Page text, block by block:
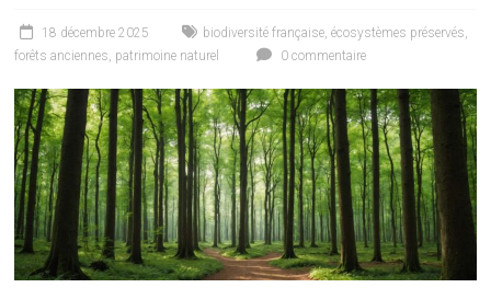
18 décembre 2025 biodiversité française,écosystèmes préservés,
forêts anciennes, patrimoine naturel 0 commentaire